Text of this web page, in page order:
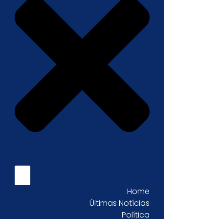
Home
Últimas Notícias
Política